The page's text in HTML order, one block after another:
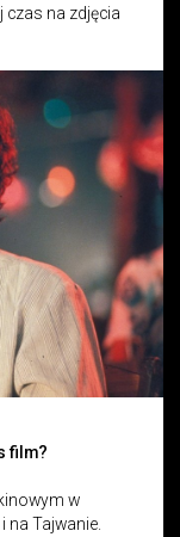
czas na zdjęcia
film?
w
na Tajwanie.